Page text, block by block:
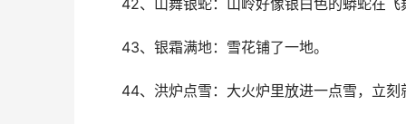
42、山舞银蛇：山岭好像银白色的蟒蛇在飞
43、银霜满地：雪花铺了一地。
44、洪炉点雪：大火炉里放进一点雪，立刻